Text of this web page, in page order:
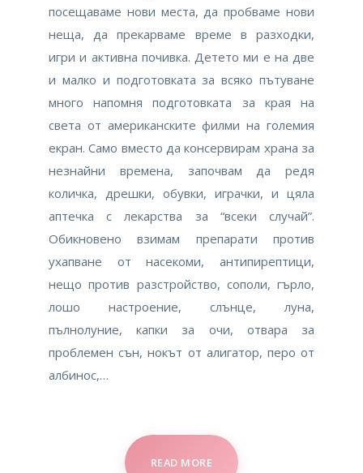
посещаваме нови места, да пробваме нови
неща, да прекарваме време в разходки,
игри и активна почивка. Детето ми е на две
и малко и подготовката за всяко пътуване
много напомня подготовката за края на
света от американските филми на големия
екран. Само вместо да консервирам храна за
незнайни времена, започвам да редя
количка, дрешки, обувки, играчки, и цялa
aптечка с лекарства за “всеки случай”.
Обикновено взимам препарати против
ухапване от насекоми, антипирептици,
нещо против разстройство, сополи, гърло,
лошо настроение, слънце, луна,
пълнолуние, капки за очи, отвара за
проблемен сън, нокът от алигатор, перо от
албинос,…
READ MORE